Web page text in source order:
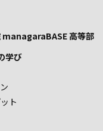
managaraBASE 高等部
学び
ト